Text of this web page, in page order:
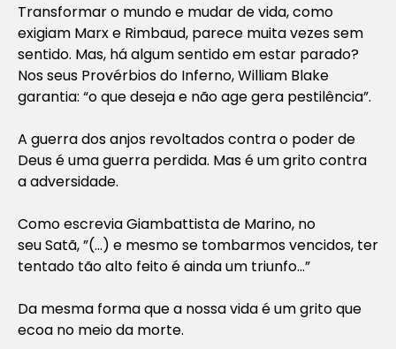
Transformar o mundo e mudar de vida, como
exigiam Marx e Rimbaud, parece muita vezes sem
sentido. Mas, há algum sentido em estar parado?
Nos seus Provérbios do Inferno, William Blake
garantia: “o que deseja e não age gera pestilência”.
A guerra dos anjos revoltados contra o poder de
Deus é uma guerra perdida. Mas é um grito contra
a adversidade.
Como escrevia Giambattista de Marino, no
seuSatã, ”(…) e mesmo se tombarmos vencidos, ter
tentado tão alto feito é ainda um triunfo…”
Da mesma forma que a nossa vida é um grito que
ecoa no meio da morte.